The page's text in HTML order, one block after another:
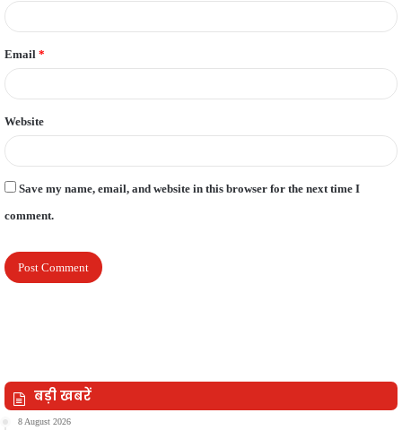
Email *
Website
Save my name, email, and website in this browser for the next time I
comment.
बड़ी खबरें
8 August 2026